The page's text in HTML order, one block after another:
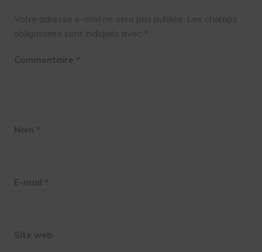
Votre adresse e-mail ne sera pas publiée. Les champs
obligatoires sont indiqués avec *
Commentaire *
Nom *
E-mail *
Site web